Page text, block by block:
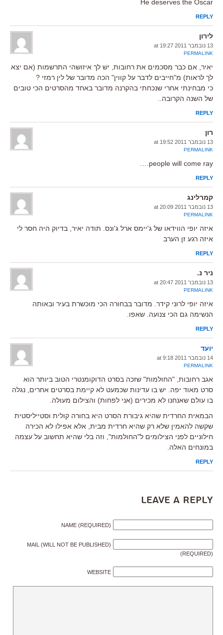
He deserves the Oscar
REPLY
לירון
13 נובמבר 2011 at 19:27
PERMALINK
יאיר, אם כבר מסכמים את רחובות, יש לך איזושהי התרשמות (אם יצא
לך לראות) מ"חייבים לדבר על קווין" הכה מדובר של לין רמזי ?
כי מבחינתי אחרי שנכחתי בהקרנה מדובר באחד מהסרטים הכי טובים
של השנה הקרובה..
REPLY
רון
13 נובמבר 2011 at 19:52
PERMALINK
people will come ray….
REPLY
קמרלינג
13 נובמבר 2011 at 20:09
PERMALINK
איזה יופי הווידאו של ג'יימס ארל ג'ונס. תודה יאיר, בדיוק היה חסר לי
איזה רגע זן הערב
REPLY
ניר נ.
13 נובמבר 2011 at 20:47
PERMALINK
איזה יופי לרוני קידר. מדובר בבחורה הכי מוכשרת בעיר ובאותה
הנשימה גם הכי צנועה. שאפו.
REPLY
יועד
14 נובמבר 2011 at 9:18
PERMALINK
אגב רחובות, "החולמות" שזכה בסרט הדוקומנטרי הטוב ביותר הוא
סרט מאוד יפה. יש בו עדינות שכמעט לא קיימת בסרטים אחרים, נגלה
בו עולם שאנחנו לא מכירים (אני לפחות) והצילום מעולה.
הבמאית החרדית שהיא גיבורת הסרט היא בחורה קולית וסטייליסטית
שקשה להאמין שלא רק שהיא חרדית מבית, אלא אפילו לא הכירה
חילוניים לפני הצילומים ל"החולמות", וזה בלי שהיא תחשוב על עצמה
במונחים האלה.
REPLY
Leave a Reply
NAME (REQUIRED)
MAIL (WILL NOT BE PUBLISHED)
(REQUIRED)
WEBSITE